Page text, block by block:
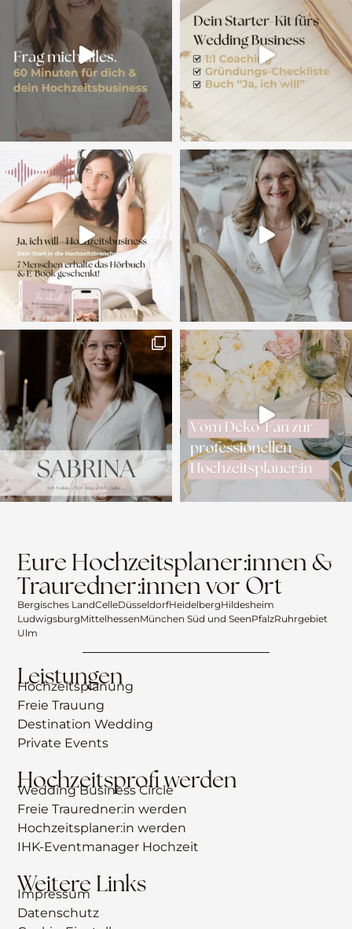
Eure Hochzeitsplaner:innen &
Trauredner:innen vor Ort
Bergisches LandCelleDüsseldorfHeidelbergHildesheim
LudwigsburgMittelhessenMünchen Süd und SeenPfalzRuhrgebiet
Ulm
Leistungen
Hochzeitsplanung
Freie Trauung
Destination Wedding
Private Events
Hochzeitsprofi werden
Wedding Business Circle
Freie Trauredner:in werden
Hochzeitsplaner:in werden
IHK-Eventmanager Hochzeit
Weitere Links
Impressum
Datenschutz